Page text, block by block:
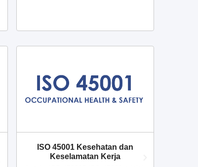
ISO 45001 Kesehatan dan
Keselamatan Kerja